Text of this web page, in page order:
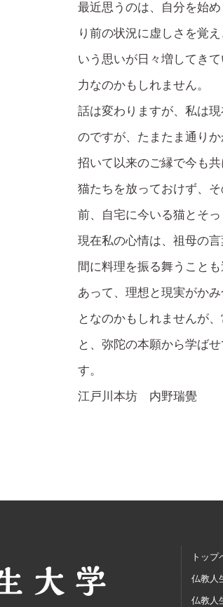
最近思うのは、自分を始
り前の状況に虚しさを覚
いう思いが日々増してき
力なのかもしれません。
話は変わりますが、私は
のですが、たまたま通り
招いて以来のご縁で今も
猫たちを放っておけず、
前、自宅に今いる猫とそ
現在私の心情は、祖母の
間に料理を振る舞うこと
あって、理想と現実がか
となのかもしれませんが
と、弥陀の本願から学ば
す。
江戸川本坊 内野瑞覺
トップ
仏教人
仏教人